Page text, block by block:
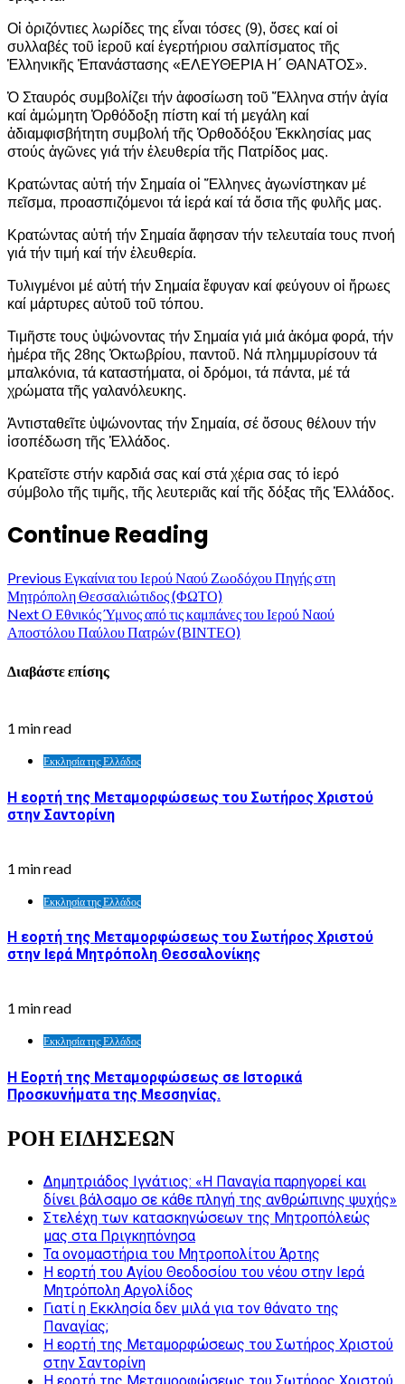
Οἱ ὁριζόντιες λωρίδες της εἶναι τόσες (9), ὅσες καί οἱ
συλλαβές τοῦ ἱεροῦ καί ἐγερτήριου σαλπίσματος τῆς
Ἑλληνικῆς Ἐπανάστασης «ΕΛΕΥΘΕΡΙΑ Η΄ ΘΑΝΑΤΟΣ».
Ὁ Σταυρός συμβολίζει τήν ἀφοσίωση τοῦ Ἕλληνα στήν ἁγία
καί ἀμώμητη Ὀρθόδοξη πίστη καί τή μεγάλη καί
ἀδιαμφισβήτητη συμβολή τῆς Ὀρθοδόξου Ἐκκλησίας μας
στούς ἀγῶνες γιά τήν ἐλευθερία τῆς Πατρίδος μας.
Κρατώντας αὐτή τήν Σημαία οἱ Ἕλληνες ἀγωνίστηκαν μέ
πεῖσμα, προασπιζόμενοι τά ἱερά καί τά ὅσια τῆς φυλῆς μας.
Κρατώντας αὐτή τήν Σημαία ἄφησαν τήν τελευταία τους πνοή
γιά τήν τιμή καί τήν ἐλευθερία.
Τυλιγμένοι μέ αὐτή τήν Σημαία ἔφυγαν καί φεύγουν οἱ ἥρωες
καί μάρτυρες αὐτοῦ τοῦ τόπου.
Τιμῆστε τους ὑψώνοντας τήν Σημαία γιά μιά ἀκόμα φορά, τήν
ἡμέρα τῆς 28ης Ὀκτωβρίου, παντοῦ. Νά πλημμυρίσουν τά
μπαλκόνια, τά καταστήματα, οἱ δρόμοι, τά πάντα, μέ τά
χρώματα τῆς γαλανόλευκης.
Ἀντισταθεῖτε ὑψώνοντας τήν Σημαία, σέ ὅσους θέλουν τήν
ἰσοπέδωση τῆς Ἑλλάδος.
Κρατεῖστε στήν καρδιά σας καί στά χέρια σας τό ἱερό
σύμβολο τῆς τιμῆς, τῆς λευτεριᾶς καί τῆς δόξας τῆς Ἑλλάδος.
Continue Reading
Previous Εγκαίνια του Ιερού Ναού Ζωοδόχου Πηγής στη
Μητρόπολη Θεσσαλιώτιδος (ΦΩΤΟ)
NextΟ Εθνικός Ύμνος από τις καμπάνες του Ιερού Ναού
Αποστόλου Παύλου Πατρών (ΒΙΝΤΕΟ)
Διαβάστε επίσης
1 min read
Εκκλησία της Ελλάδος
Η εορτή της Μεταμορφώσεως του Σωτήρος Χριστού
στην Σαντορίνη
1 min read
Εκκλησία της Ελλάδος
Η εορτή της Μεταμορφώσεως του Σωτήρος Χριστού
στην Ιερά Μητρόπολη Θεσσαλονίκης
1 min read
Εκκλησία της Ελλάδος
Η Εορτή της Μεταμορφώσεως σε Ιστορικά
Προσκυνήματα της Μεσσηνίας.
ΡΟΗ ΕΙΔΗΣΕΩΝ
Δημητριάδος Ιγνάτιος: «Η Παναγία παρηγορεί και
δίνει βάλσαμο σε κάθε πληγή της ανθρώπινης ψυχής»
Στελέχη των κατασκηνώσεων της Μητροπόλεώς
μας στα Πριγκηπόνησα
Τα ονομαστήρια του Μητροπολίτου Άρτης
Η εορτή του Αγίου Θεοδοσίου του νέου στην Ιερά
Μητρόπολη Αργολίδος
Γιατί η Εκκλησία δεν μιλά για τον θάνατο της
Παναγίας;
Η εορτή της Μεταμορφώσεως του Σωτήρος Χριστού
στην Σαντορίνη